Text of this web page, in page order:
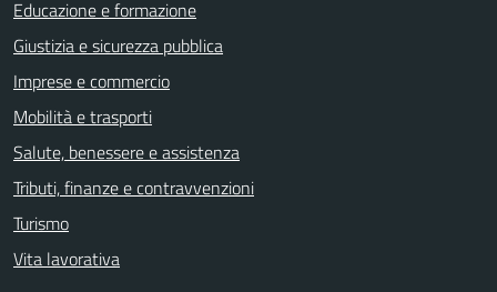
Educazione e formazione
Giustizia e sicurezza pubblica
Imprese e commercio
Mobilità e trasporti
Salute, benessere e assistenza
Tributi, finanze e contravvenzioni
Turismo
Vita lavorativa